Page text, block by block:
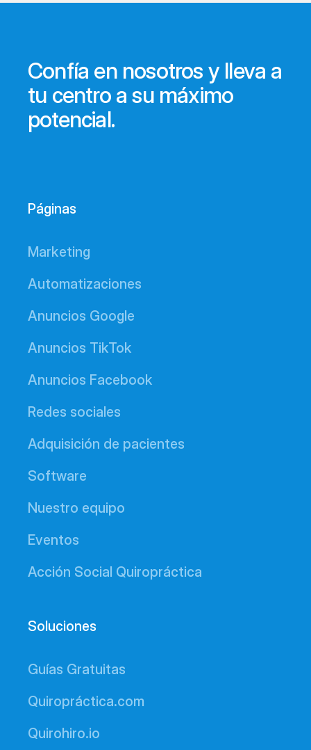
Confía en nosotros y lleva a
tu centro a su máximo
potencial.
Páginas
Marketing
Automatizaciones
Anuncios Google
Anuncios TikTok
Anuncios Facebook
Redes sociales
Adquisición de pacientes
Software
Nuestro equipo
Eventos
Acción Social Quiropráctica
Soluciones
Guías Gratuitas
Quiropráctica.com
Quirohiro.io